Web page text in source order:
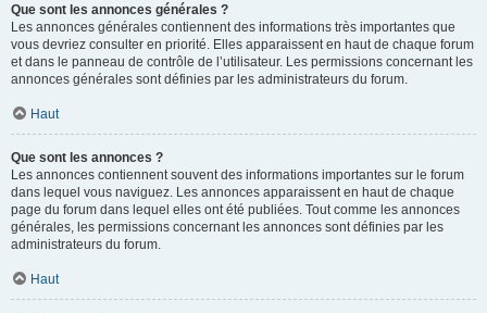
Que sont les annonces générales ?
Les annonces générales contiennent des informations très importantes que
vous devriez consulter en priorité. Elles apparaissent en haut de chaque forum
et dans le panneau de contrôle de l’utilisateur. Les permissions concernant les
annonces générales sont définies par les administrateurs du forum.
Haut
Que sont les annonces ?
Les annonces contiennent souvent des informations importantes sur le forum
dans lequel vous naviguez. Les annonces apparaissent en haut de chaque
page du forum dans lequel elles ont été publiées. Tout comme les annonces
générales, les permissions concernant les annonces sont définies par les
administrateurs du forum.
Haut